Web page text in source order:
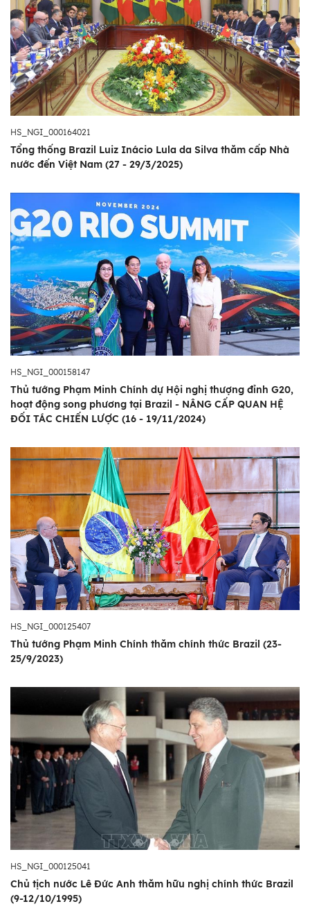
HS_NGI_000164021
Tổng thống Brazil Luiz Inácio Lula da Silva thăm cấp Nhà
nước đến Việt Nam (27 - 29/3/2025)
HS_NGI_000158147
Thủ tướng Phạm Minh Chính dự Hội nghị thượng đỉnh G20,
hoạt động song phương tại Brazil - NÂNG CẤP QUAN HỆ
ĐỐI TÁC CHIẾN LƯỢC (16 - 19/11/2024)
HS_NGI_000125407
Thủ tướng Phạm Minh Chính thăm chính thức Brazil (23-
25/9/2023)
HS_NGI_000125041
Chủ tịch nước Lê Đức Anh thăm hữu nghị chính thức Brazil
(9-12/10/1995)